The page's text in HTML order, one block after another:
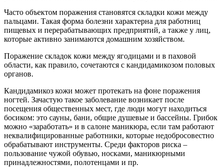
Часто объектом поражения становятся складки кожи между
пальцами. Такая форма болезни характерна для работниц
пищевых и перерабатывающих предприятий, а также у лиц,
которые активно занимаются домашним хозяйством.
Поражение складок кожи между ягодицами и в паховой
области, как правило, сочетаются с кандидамикозом половых
органов.
Кандидамикоз кожи может протекать на фоне поражения
ногтей. Зачастую такое заболевание возникает после
посещения общественных мест, где люди могут находиться
босиком: это сауны, бани, общие душевые и бассейны. Грибок
можно «заработать» и в салоне маникюра, если там работают
неквалифицированные работники, которые недобросовестно
обрабатывают инструменты. Среди факторов риска –
пользование чужой обувью, носками, маникюрными
принадлежностями, полотенцами и пр.